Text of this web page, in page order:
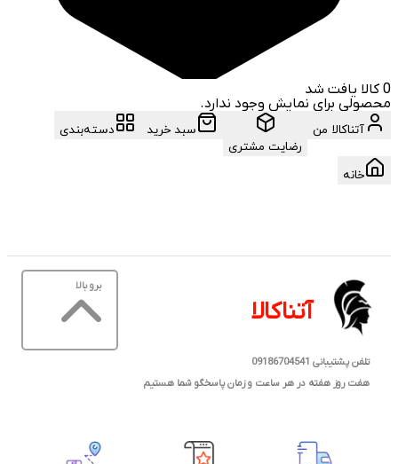
0 کالا یافت شد
محصولی برای نمایش وجود ندارد.
آتناکالا من
رضایت مشتری
سبد خرید دسته‌بندی
خانه
آتناکالا
برو بالا
تلفن پشتیبانی 09186704541
هفت روز هفته در هر ساعت و زمان پاسخگو شما هستیم